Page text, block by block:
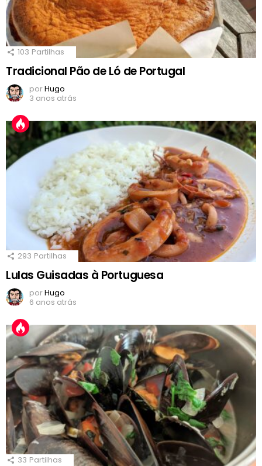
103 Partilhas
Tradicional Pão de Ló de Portugal
porHugo
3 anos atrás
293 Partilhas
Lulas Guisadas à Portuguesa
porHugo
6 anos atrás
33 Partilhas